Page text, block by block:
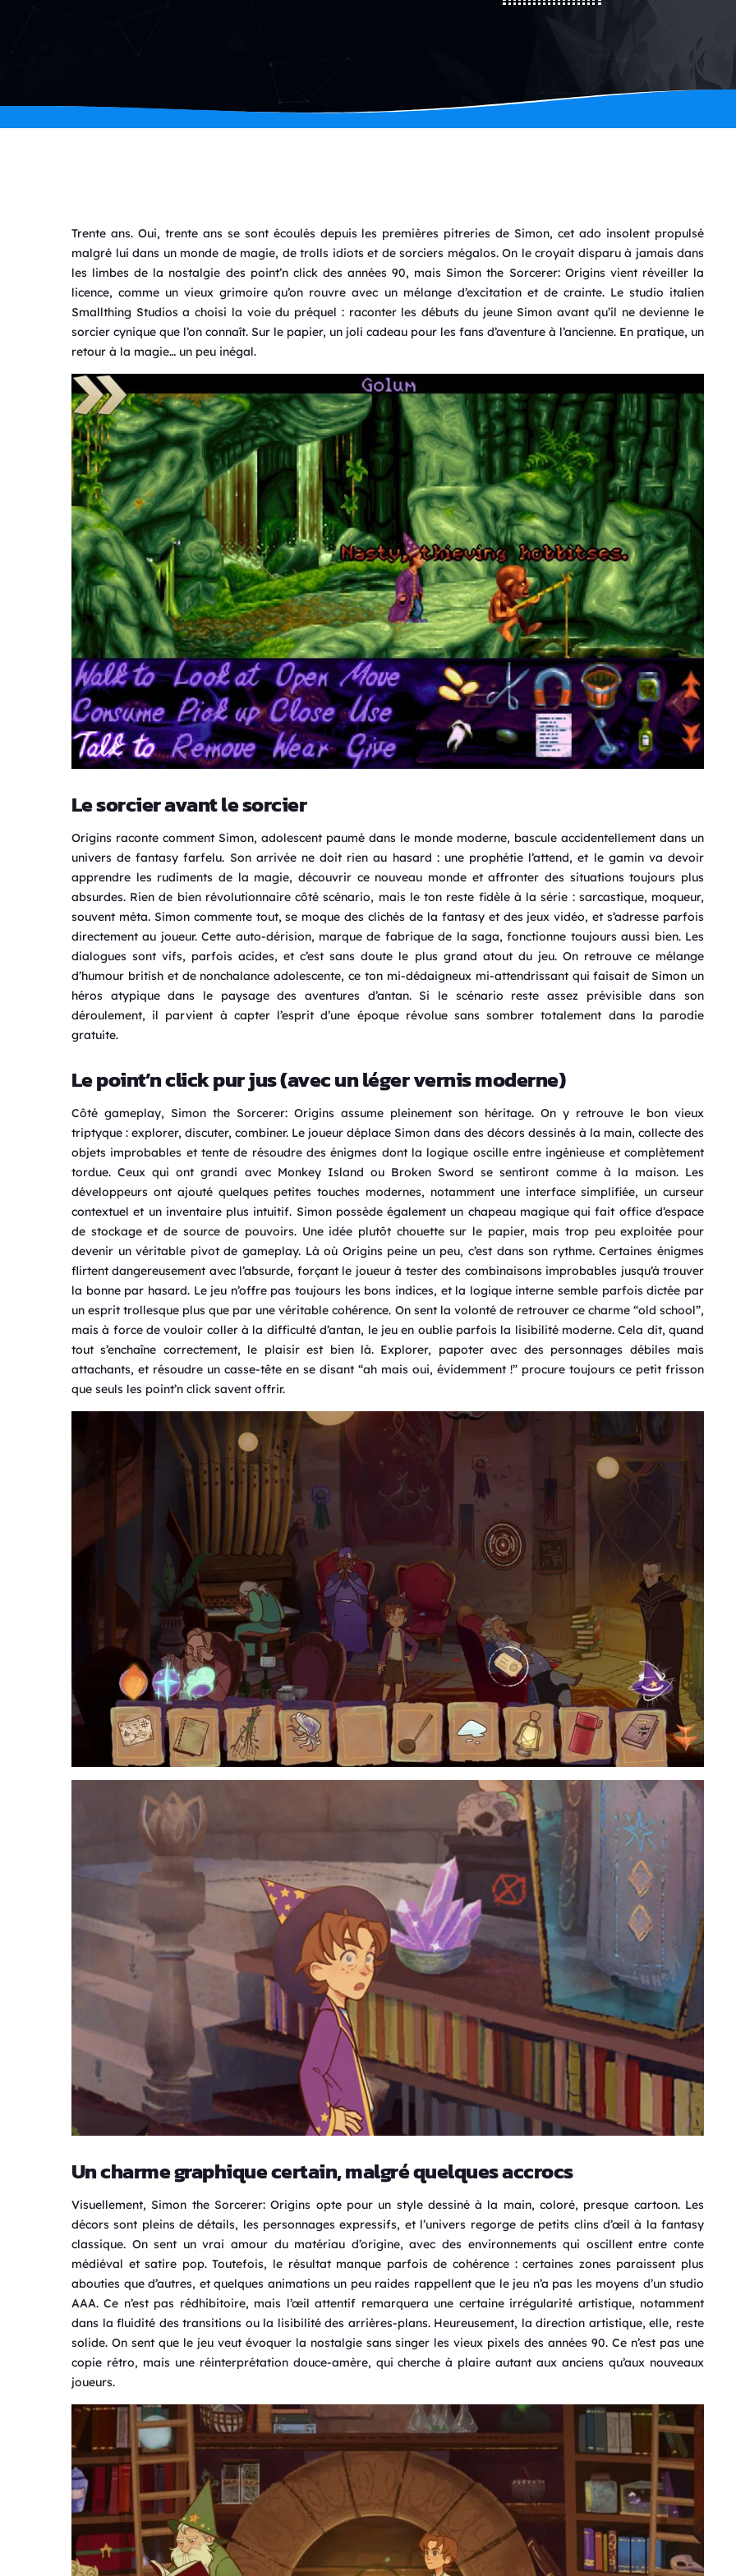
Trente ans. Oui, trente ans se sont écoulés depuis les premières pitreries de Simon, cet ado insolent propulsé
malgré lui dans un monde de magie, de trolls idiots et de sorciers mégalos. On le croyait disparu à jamais dans
les limbes de la nostalgie des point’n click des années 90, mais Simon the Sorcerer: Origins vient réveiller la
licence, comme un vieux grimoire qu’on rouvre avec un mélange d’excitation et de crainte. Le studio italien
Smallthing Studios a choisi la voie du préquel : raconter les débuts du jeune Simon avant qu’il ne devienne le
sorcier cynique que l’on connaît. Sur le papier, un joli cadeau pour les fans d’aventure à l’ancienne. En pratique, un
retour à la magie… un peu inégal.
Le sorcier avant le sorcier
Origins raconte comment Simon, adolescent paumé dans le monde moderne, bascule accidentellement dans un
univers de fantasy farfelu. Son arrivée ne doit rien au hasard : une prophétie l’attend, et le gamin va devoir
apprendre les rudiments de la magie, découvrir ce nouveau monde et affronter des situations toujours plus
absurdes. Rien de bien révolutionnaire côté scénario, mais le ton reste fidèle à la série : sarcastique, moqueur,
souvent méta. Simon commente tout, se moque des clichés de la fantasy et des jeux vidéo, et s’adresse parfois
directement au joueur. Cette auto-dérision, marque de fabrique de la saga, fonctionne toujours aussi bien. Les
dialogues sont vifs, parfois acides, et c’est sans doute le plus grand atout du jeu. On retrouve ce mélange
d’humour british et de nonchalance adolescente, ce ton mi-dédaigneux mi-attendrissant qui faisait de Simon un
héros atypique dans le paysage des aventures d’antan. Si le scénario reste assez prévisible dans son
déroulement, il parvient à capter l’esprit d’une époque révolue sans sombrer totalement dans la parodie
gratuite.
Le point’n click pur jus (avec un léger vernis moderne)
Côté gameplay, Simon the Sorcerer: Origins assume pleinement son héritage. On y retrouve le bon vieux
triptyque : explorer, discuter, combiner. Le joueur déplace Simon dans des décors dessinés à la main, collecte des
objets improbables et tente de résoudre des énigmes dont la logique oscille entre ingénieuse et complètement
tordue. Ceux qui ont grandi avec Monkey Island ou Broken Sword se sentiront comme à la maison. Les
développeurs ont ajouté quelques petites touches modernes, notamment une interface simplifiée, un curseur
contextuel et un inventaire plus intuitif. Simon possède également un chapeau magique qui fait office d’espace
de stockage et de source de pouvoirs. Une idée plutôt chouette sur le papier, mais trop peu exploitée pour
devenir un véritable pivot de gameplay. Là où Origins peine un peu, c’est dans son rythme. Certaines énigmes
flirtent dangereusement avec l’absurde, forçant le joueur à tester des combinaisons improbables jusqu’à trouver
la bonne par hasard. Le jeu n’offre pas toujours les bons indices, et la logique interne semble parfois dictée par
un esprit trollesque plus que par une véritable cohérence. On sent la volonté de retrouver ce charme “old school”,
mais à force de vouloir coller à la difficulté d’antan, le jeu en oublie parfois la lisibilité moderne. Cela dit, quand
tout s’enchaîne correctement, le plaisir est bien là. Explorer, papoter avec des personnages débiles mais
attachants, et résoudre un casse-tête en se disant “ah mais oui, évidemment !” procure toujours ce petit frisson
que seuls les point’n click savent offrir.
Un charme graphique certain, malgré quelques accrocs
Visuellement, Simon the Sorcerer: Origins opte pour un style dessiné à la main, coloré, presque cartoon. Les
décors sont pleins de détails, les personnages expressifs, et l’univers regorge de petits clins d’œil à la fantasy
classique. On sent un vrai amour du matériau d’origine, avec des environnements qui oscillent entre conte
médiéval et satire pop. Toutefois, le résultat manque parfois de cohérence : certaines zones paraissent plus
abouties que d’autres, et quelques animations un peu raides rappellent que le jeu n’a pas les moyens d’un studio
AAA. Ce n’est pas rédhibitoire, mais l’œil attentif remarquera une certaine irrégularité artistique, notamment
dans la fluidité des transitions ou la lisibilité des arrières-plans. Heureusement, la direction artistique, elle, reste
solide. On sent que le jeu veut évoquer la nostalgie sans singer les vieux pixels des années 90. Ce n’est pas une
copie rétro, mais une réinterprétation douce-amère, qui cherche à plaire autant aux anciens qu’aux nouveaux
joueurs.